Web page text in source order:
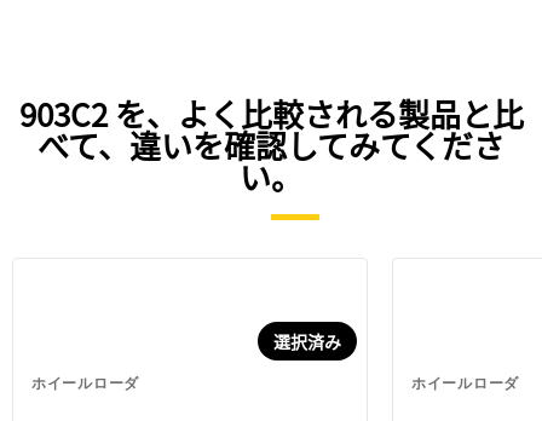
903C2 を、よく比較される製品と比
べて、違いを確認してみてくださ
い。
ホイールローダ
選択済み
ホイールローダ